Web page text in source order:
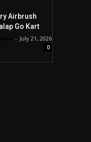
Airbrush
Go Kart
- July 21, 2026
0